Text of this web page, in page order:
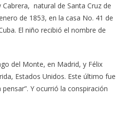
natural de Santa Cruz de
de 1853, en la casa No. 41 de
El niño recibió el nombre de
del Monte, en Madrid, y Félix
Estados Unidos. Este último fue
Y ocurrió la conspiración